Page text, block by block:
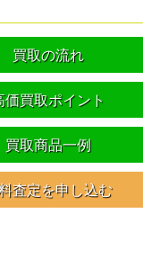
買取の流れ
価買取ポイント
買取商品一例
査定を申し込む